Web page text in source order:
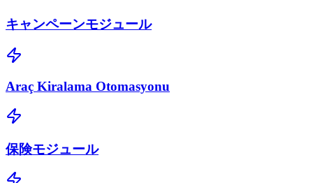
キャンペーンモジュール
Araç Kiralama Otomasyonu
保険モジュール